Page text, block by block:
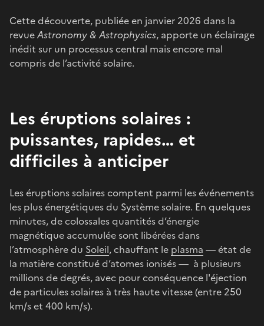
Cette découverte, publiée en janvier 2026 dans la
revueAstronomy & Astrophysics, apporte un éclairage
inédit sur un processus central mais encore mal
compris de l’activité solaire.
Les éruptions solaires :
puissantes, rapides… et
difficiles à anticiper
Les éruptions solaires comptent parmi les événements
les plus énergétiques du Système solaire. En quelques
minutes, de colossales quantités d’énergie
magnétique accumulée sont libérées dans
l’atmosphère du Soleil, chauffant le plasma — état de
la matière constitué d’atomes ionisés — à plusieurs
millions de degrés, avec pour conséquence l'éjection
de particules solaires à très haute vitesse (entre 250
km/s et 400 km/s).